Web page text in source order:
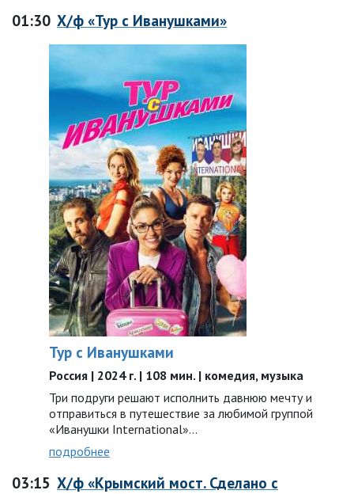
01:30 Х/ф «Тур с Иванушками»
Тур с Иванушками
Россия | 2024 г. | 108 мин. | комедия, музыка
Три подруги решают исполнить давнюю мечту и
отправиться в путешествие за любимой группой
«Иванушки International»...
подробнее
03:15 Х/ф «Крымский мост. Сделано с